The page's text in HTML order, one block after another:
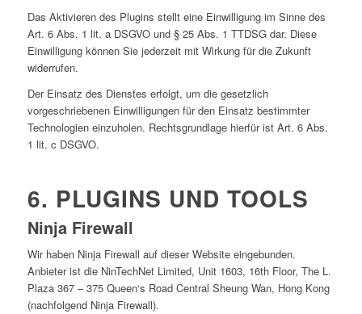
Das Aktivieren des Plugins stellt eine Einwilligung im Sinne des
Art. 6 Abs. 1 lit. a DSGVO und § 25 Abs. 1 TTDSG dar. Diese
Einwilligung können Sie jederzeit mit Wirkung für die Zukunft
widerrufen.
Der Einsatz des Dienstes erfolgt, um die gesetzlich
vorgeschriebenen Einwilligungen für den Einsatz bestimmter
Technologien einzuholen. Rechtsgrundlage hierfür ist Art. 6 Abs.
1 lit. c DSGVO.
6. PLUGINS UND TOOLS
Ninja Firewall
Wir haben Ninja Firewall auf dieser Website eingebunden.
Anbieter ist die NinTechNet Limited, Unit 1603, 16th Floor, The L.
Plaza 367 – 375 Queen‘s Road Central Sheung Wan, Hong Kong
(nachfolgend Ninja Firewall).